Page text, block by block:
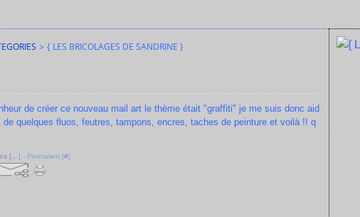
> { LES BRICOLAGES DE SANDRINE }
de créer ce nouveau mail art le thème était "graffiti" je me suis donc aid
quelques fluos, feutres, tampons, encres, taches de peinture et voilà !! q
[ ] - Permalien [#]